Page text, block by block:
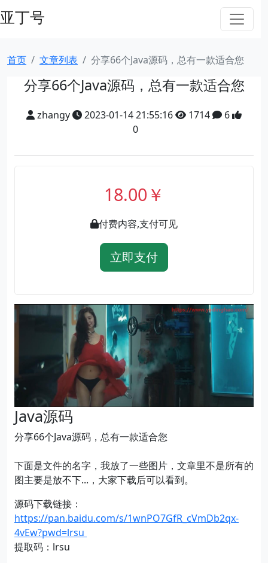
亚丁号
首页 文章列表 分享66个Java源码，总有一款适合您
分享66个Java源码，总有一款适合您
zhangy 2023-01-14 21:55:16 1714
6
0
18.00￥
付费内容,支付可见
立即支付
Java源码
分享66个Java源码，总有一款适合您
下面是文件的名字，我放了一些图片，文章里不是所有的
图主要是放不下...，大家下载后可以看到。
源码下载链接：
https://pan.baidu.com/s/1wnPO7GfR_cVmDb2qx-
4vEw?pwd=lrsu
提取码：lrsu